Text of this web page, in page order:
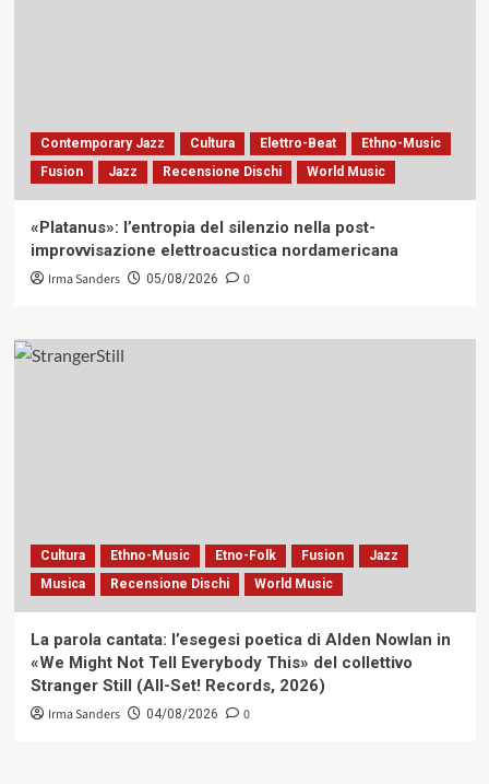
Contemporary Jazz Cultura Elettro-Beat
Ethno-Music
Fusion
Jazz Recensione Dischi World Music
«Platanus»: l’entropia del silenzio nella post-
improvvisazione elettroacustica nordamericana
Irma Sanders 05/08/2026 0
Cultura Ethno-Music Etno-Folk Fusion
Jazz
Musica
Recensione Dischi World Music
La parola cantata: l’esegesi poetica di Alden Nowlan in
«We Might Not Tell Everybody This» del collettivo
Stranger Still (All-Set! Records, 2026)
Irma Sanders 04/08/2026 0